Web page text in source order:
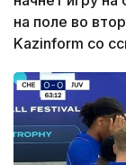
на поле во
Kazinform со